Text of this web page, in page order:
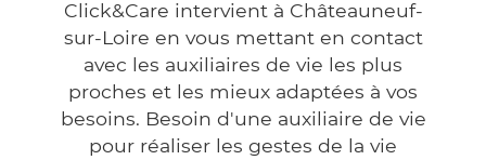
Click&Care intervient à Châteauneuf-
sur-Loire en vous mettant en contact
avec les auxiliaires de vie les plus
proches et les mieux adaptées à vos
besoins. Besoin d'une auxiliaire de vie
pour réaliser les gestes de la vie